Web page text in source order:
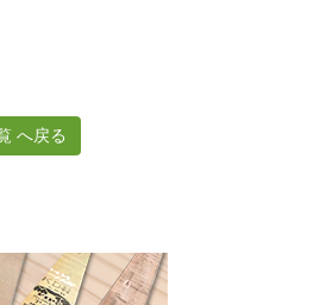
へ戻る